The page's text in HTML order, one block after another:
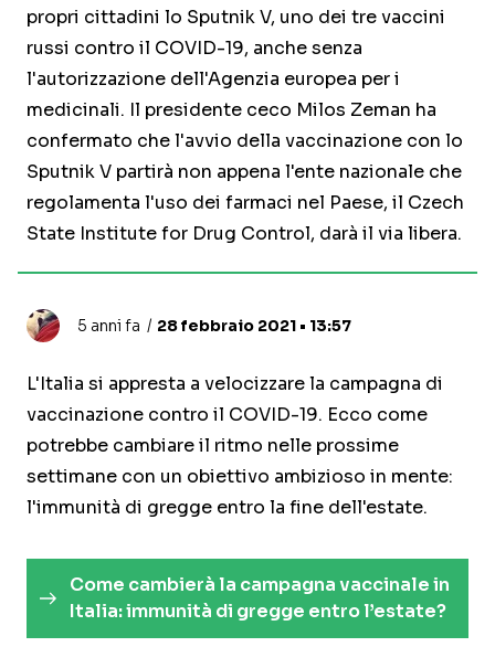
propri cittadini lo Sputnik V, uno dei tre vaccini
russi contro il COVID-19, anche senza
l'autorizzazione dell'Agenzia europea per i
medicinali. Il presidente ceco Milos Zeman ha
confermato che l'avvio della vaccinazione con lo
Sputnik V partirà non appena l'ente nazionale che
regolamenta l'uso dei farmaci nel Paese, il Czech
State Institute for Drug Control, darà il via libera.
5 anni fa 28 febbraio 2021 • 13:57
L'Italia si appresta a velocizzare la campagna di
vaccinazione contro il COVID-19. Ecco come
potrebbe cambiare il ritmo nelle prossime
settimane con un obiettivo ambizioso in mente:
l'immunità di gregge entro la fine dell'estate.
Come cambierà la campagna vaccinale in
Italia: immunità di gregge entro l’estate?